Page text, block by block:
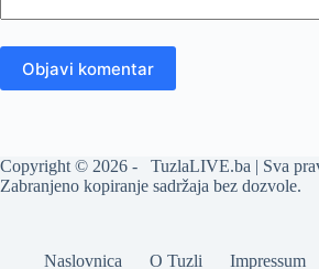
Objavi komentar
Copyright © 2026 - TuzlaLIVE.ba | Sva
Zabranjeno kopiranje sadržaja bez dozvole.
Naslovnica O Tuzli Impressum